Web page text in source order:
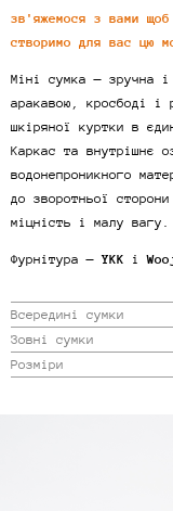
зв'яжемося з вами щоб
створимо для вас цю
Міні сумка — зручна
аракавою, кросбоді і
шкіряної куртки в
Каркас та внутрішнє
водонепроникного
до зворотньої
міцність і малу вагу.
Фурнітура —YKK і
Всередині сумки
Зовні сумки
Розміри